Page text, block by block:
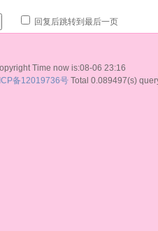
回复后跳转到最后一页
Time now is:08-06 23:16
备12019736号 Total 0.089497(s)